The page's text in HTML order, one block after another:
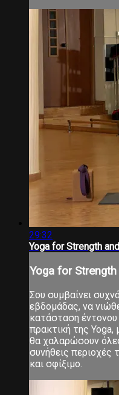
29:32
Yoga for Strength
Yoga for
Σου συμβαίνει
εβδομάδας, να
κατάσταση έντονου
πρακτική της Yoga,
θα χαλαρώσουν
συνήθεις
και σφίξιμο.